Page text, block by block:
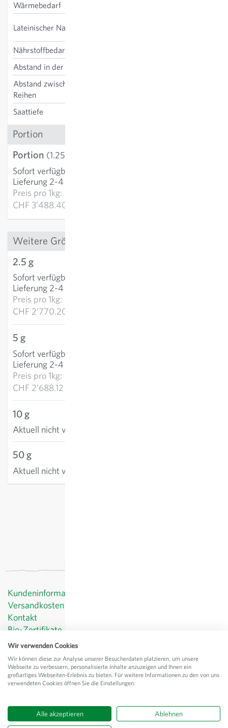
Wärmebedarf
Lateinischer Name
Nährstoffbedarf
Abstand in der Reihe
Abstand zwischen den
Reihen
Saattiefe
Portion
Portion (1.25 g)
Sofort verfügbar
Lieferung 2-4 Tage
Preis pro1kg:
CHF 3’488.40
Weitere Grössen
2.5 g
Sofort verfügbar
Lieferung 2-4 Tage
Preis pro1kg:
CHF 2’770.20
5 g
Sofort verfügbar
Lieferung 2-4 Tage
Preis pro1kg:
CHF 2’688.12
10 g
Aktuell nicht verfügbar
50 g
Aktuell nicht verfügbar
Kundeninformationen
Versandkosten
Kontakt
Bio-Zertifikate
Datenschutz
AGB
Impressum
CH-8462 Rheinau
Wir verwenden Cookies
Wir können diese zur Analyse unserer Besucherdaten platzieren, um unsere
Webseite zu verbessern, personalisierte Inhalte anzuzeigen und Ihnen ein
großartiges Webseiten-Erlebnis zu bieten. Für weitere Informationen zu den von uns
verwendeten Cookies öffnen Sie die Einstellungen.
Alle akzeptieren Ablehnen